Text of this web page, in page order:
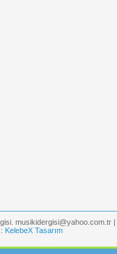
musikidergisi@yahoo.com.tr |
: KelebeX Tasarım